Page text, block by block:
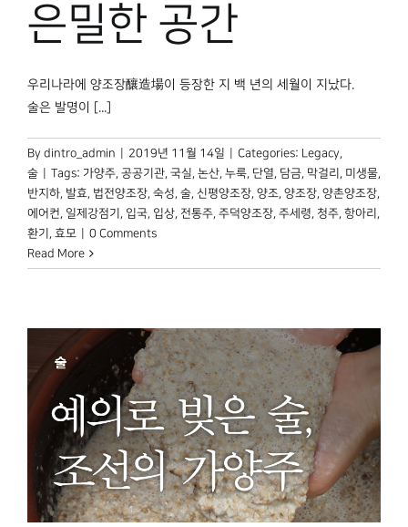
은밀한 공간
우리나라에 양조장釀造場이 등장한 지 백 년의 세월이 지났다.
술은 발명이 [...]
By dintro_admin 2019년 11월 14일 Categories: Legacy,
술
Tags: 가양주, 공공기관, 국실, 논산, 누룩, 단열, 담금, 막걸리 , 미생물,
반지하, 발효, 법전양조장, 숙성, 술, 신평양조장, 양조, 양조장, 양촌양조장,
에어컨, 일제강점기 , 입국, 입상, 전통주, 주덕양조장, 주세령, 청주, 항아리 ,
환기 , 효모
0 Comments
Read More